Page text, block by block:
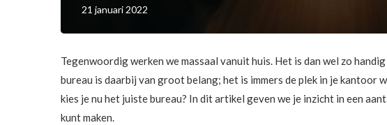
21 januari 2022
Tegenwoordig werken we massaal vanuit huis. Het is dan wel zo
bureau is daarbij van groot belang; het is immers de plek in je kantoor
kies je nu het juiste bureau? In dit artikel geven we je inzicht in een
kunt maken.